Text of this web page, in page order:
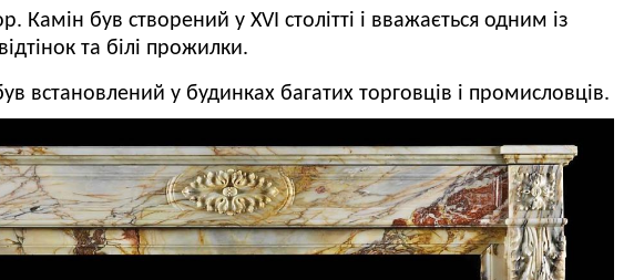
Камін був створений у XVI столітті і вважається одним із
та білі прожилки.
встановлений у будинках багатих торговців і промисловців.